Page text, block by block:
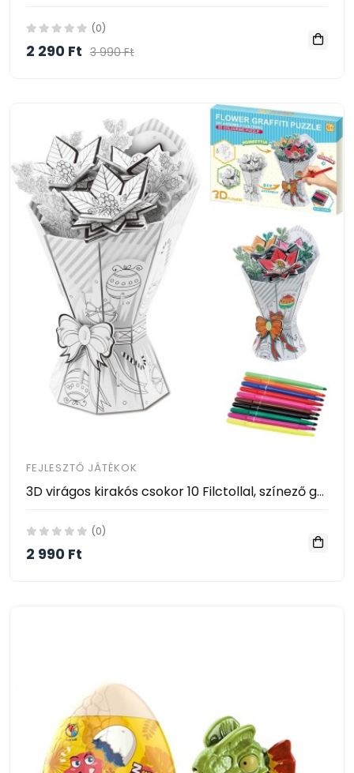
(0)
2 290 Ft 3 990 Ft
FEJLESZTŐ JÁTÉKOK
3D virágos kirakós csokor 10 Filctollal, színező graffiti csokorfestés - Anyák napi ajándék -
(0)
2 990 Ft